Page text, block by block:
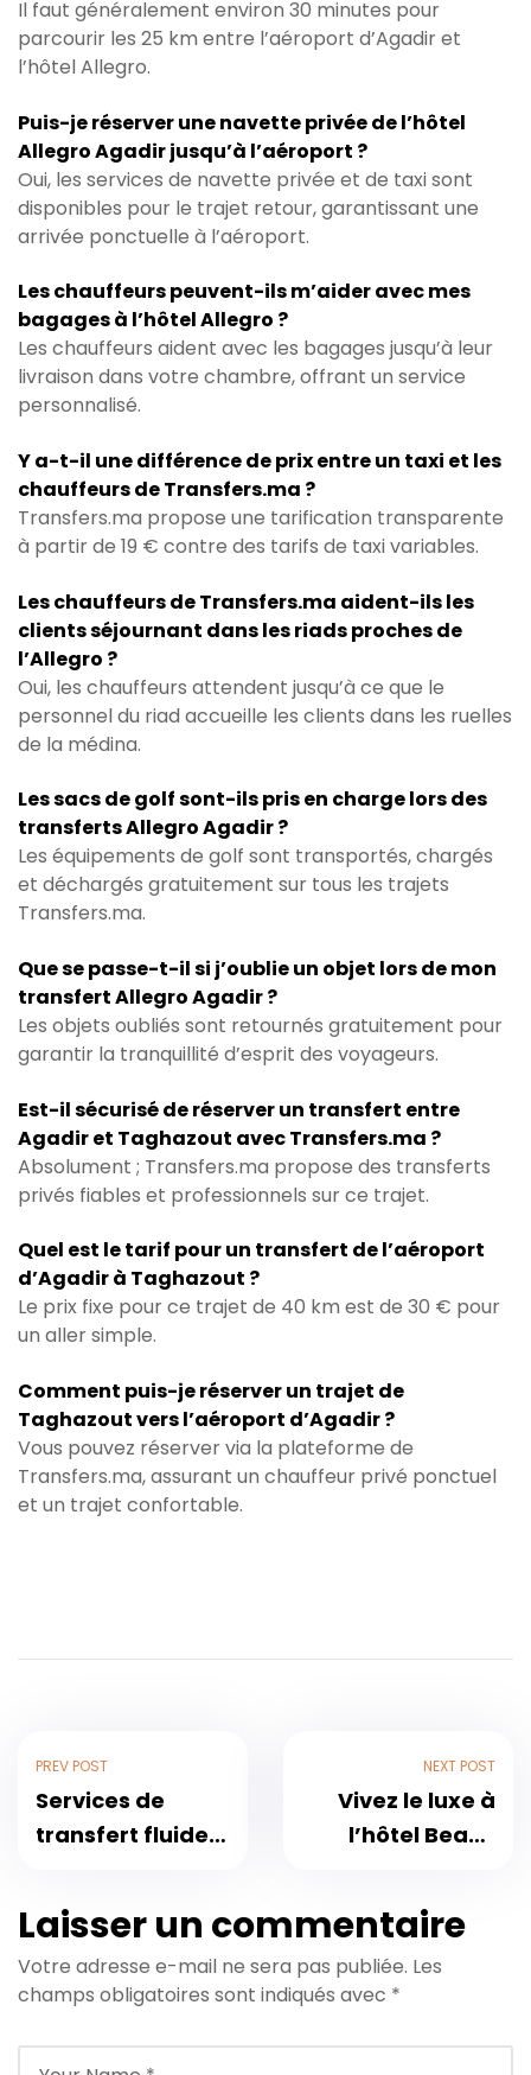
Il faut généralement environ 30 minutes pour
parcourir les 25 km entre l’aéroport d’Agadir et
l’hôtel Allegro.
Puis-je réserver une navette privée de l’hôtel
Allegro Agadir jusqu’à l’aéroport ?
Oui, les services de navette privée et de taxi sont
disponibles pour le trajet retour, garantissant une
arrivée ponctuelle à l’aéroport.
Les chauffeurs peuvent-ils m’aider avec mes
bagages à l’hôtel Allegro ?
Les chauffeurs aident avec les bagages jusqu’à leur
livraison dans votre chambre, offrant un service
personnalisé.
Y a-t-il une différence de prix entre un taxi et les
chauffeurs de Transfers.ma ?
Transfers.ma propose une tarification transparente
à partir de 19 € contre des tarifs de taxi variables.
Les chauffeurs de Transfers.ma aident-ils les
clients séjournant dans les riads proches de
l’Allegro ?
Oui, les chauffeurs attendent jusqu’à ce que le
personnel du riad accueille les clients dans les ruelles
de la médina.
Les sacs de golf sont-ils pris en charge lors des
transferts Allegro Agadir ?
Les équipements de golf sont transportés, chargés
et déchargés gratuitement sur tous les trajets
Transfers.ma.
Que se passe-t-il si j’oublie un objet lors de mon
transfert Allegro Agadir ?
Les objets oubliés sont retournés gratuitement pour
garantir la tranquillité d’esprit des voyageurs.
Est-il sécurisé de réserver un transfert entre
Agadir et Taghazout avec Transfers.ma ?
Absolument ; Transfers.ma propose des transferts
privés fiables et professionnels sur ce trajet.
Quel est le tarif pour un transfert de l’aéroport
d’Agadir à Taghazout ?
Le prix fixe pour ce trajet de 40 km est de 30 € pour
un aller simple.
Comment puis-je réserver un trajet de
Taghazout vers l’aéroport d’Agadir ?
Vous pouvez réserver via la plateforme de
Transfers.ma, assurant un chauffeur privé ponctuel
et un trajet confortable.
PREV POST
Services de
transfert fluides
Spa, Agadir pour
la saison de
voyage 2025
NEXT POST
Vivez le luxe à
l’hôtel Beach
Votre guide de
voyage 2025
Laisser un commentaire
Votre adresse e-mail ne sera pas publiée. Les
champs obligatoires sont indiqués avec *